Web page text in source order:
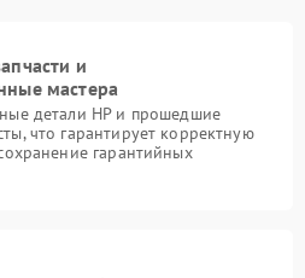
и
мастера
детали HP и прошедшие
что гарантирует корректную
гарантийных